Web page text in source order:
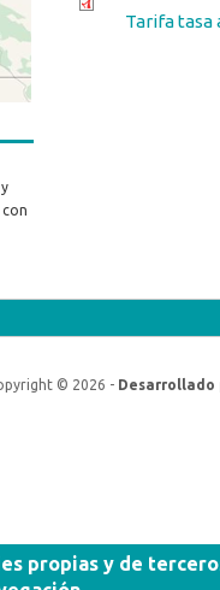
Tarifa tasa
© 2026 - Desarrollado
propias y de